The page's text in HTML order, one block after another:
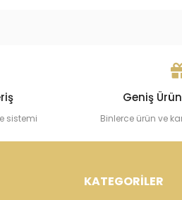
sistemi
Geniş
Binlerce ürün ve
KATEGORİLER